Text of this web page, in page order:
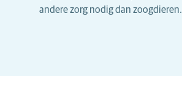
andere zorg nodig dan zoogdieren.